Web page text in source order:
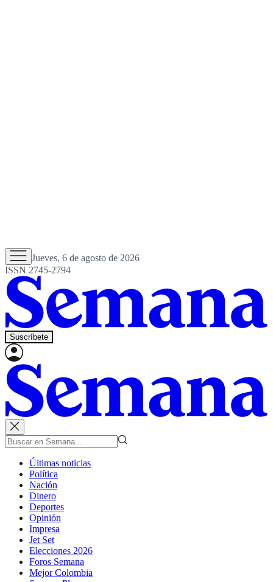
Jueves, 6 de agosto de 2026
ISSN 2745-2794
Suscríbete
Últimas noticias
Política
Nación
Dinero
Deportes
Opinión
Impresa
Jet Set
Elecciones 2026
Foros Semana
Mejor Colombia